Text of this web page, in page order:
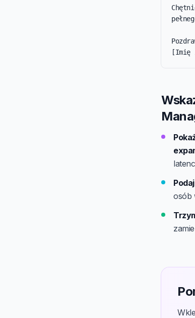
[Imię
osób